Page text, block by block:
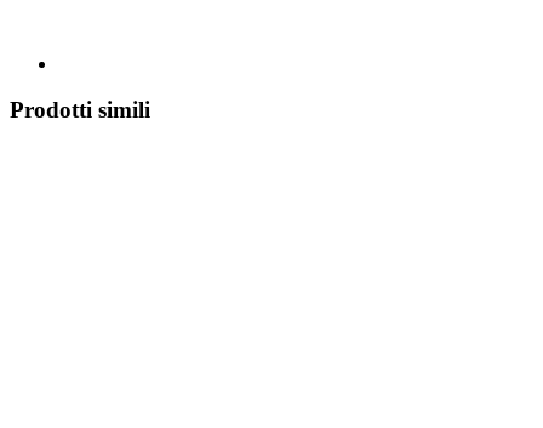
Prodotti simili